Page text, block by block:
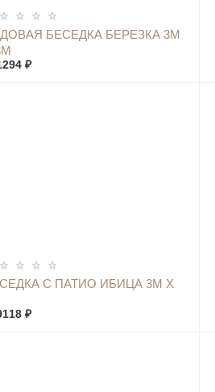
БЕСЕДКА БЕРЕЗКА 3М
₽
КУПИТЬ
С ПАТИО ИБИЦА 3М Х
₽
КУПИТЬ